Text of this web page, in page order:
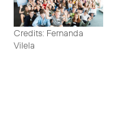
Credits: Fernanda
Vilela